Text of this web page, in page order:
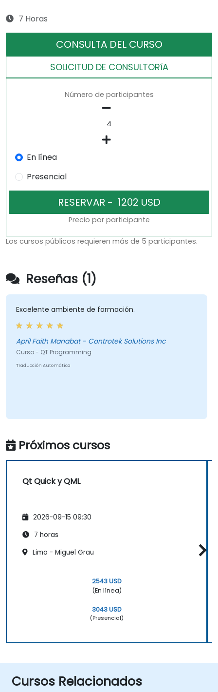
7 Horas
CONSULTA DEL CURSO
SOLICITUD DE CONSULTORíA
Número de participantes
En línea
Presencial
Precio por participante
Los cursos públicos requieren más de 5 participantes.
Reseñas (1)
Excelente ambiente de formación.
April Faith Manabat - Controtek Solutions Inc
Curso - QT Programming
Traducción Automática
Próximos cursos
Qt Quick y QML
2026-09-15 09:30
7 horas
Lima - Miguel Grau
2543 USD
(En línea)
3043 USD
(Presencial)
Cursos Relacionados